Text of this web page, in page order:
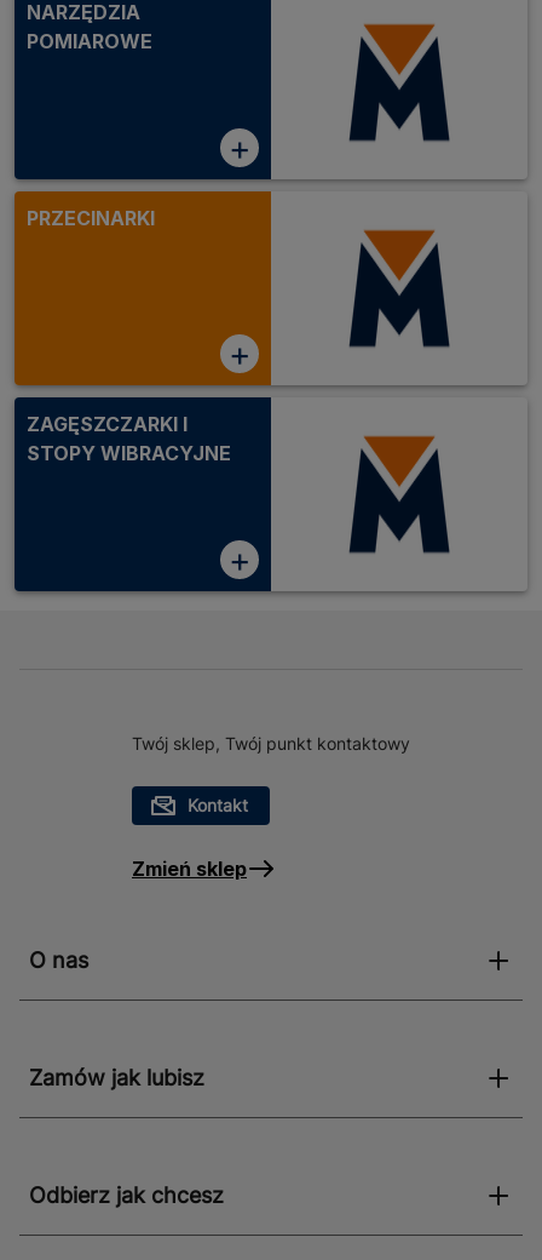
przy układaniu kostki brukowej.
NARZĘDZIA
POMIAROWE
+
PRZECINARKI
+
ZAGĘSZCZARKI I
STOPY WIBRACYJNE
+
Twój sklep, Twój punkt kontaktowy
Kontakt
Zmień sklep
O nas
Zamów jak lubisz
Odbierz jak chcesz